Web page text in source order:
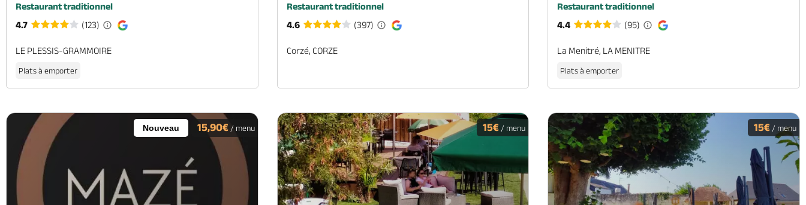
Restaurant traditionnel
4.7
(123)
LE PLESSIS-GRAMMOIRE
Plats à emporter
Restaurant traditionnel
4.6
(397)
Corzé, CORZE
Restaurant traditionnel
4.4
(95)
La Menitré, LA MENITRE
Plats à emporter
Nouveau 15,90€/ menu 15€ / menu 15€/ menu